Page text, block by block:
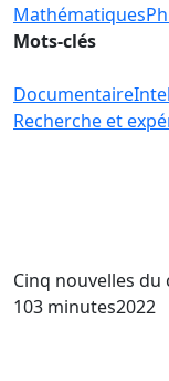
Mathématiques
Mots-clés
Documentaire
Recherche et
Cinq nouvelles du
103 minutes2022